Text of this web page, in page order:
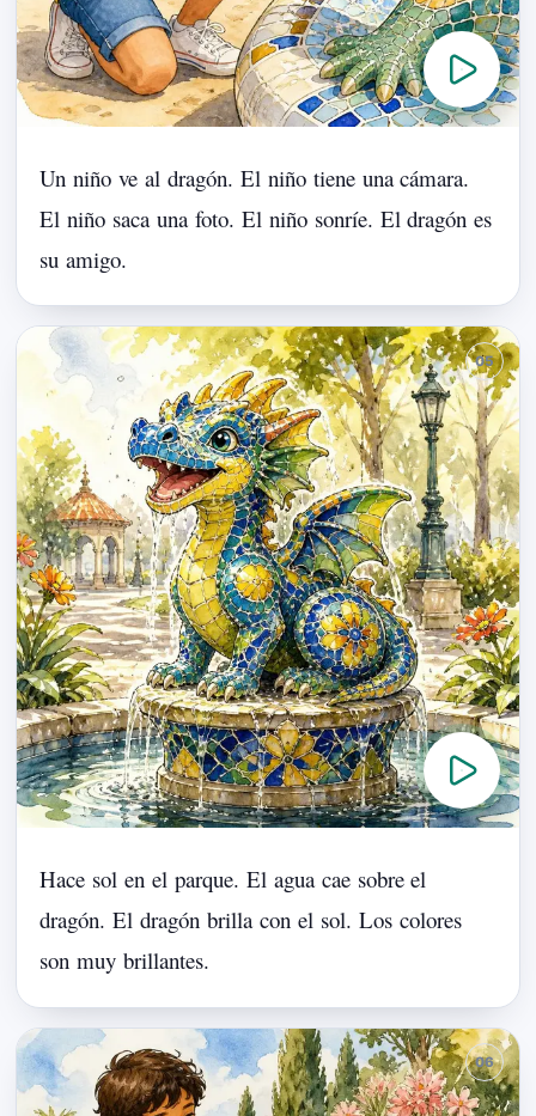
Un niño ve al dragón. El niño tiene una cámara.
El niño saca una foto. El niño sonríe. El dragón es
su amigo.
Hace sol en el parque. El agua cae sobre el
dragón. El dragón brilla con el sol. Los colores
son muy brillantes.